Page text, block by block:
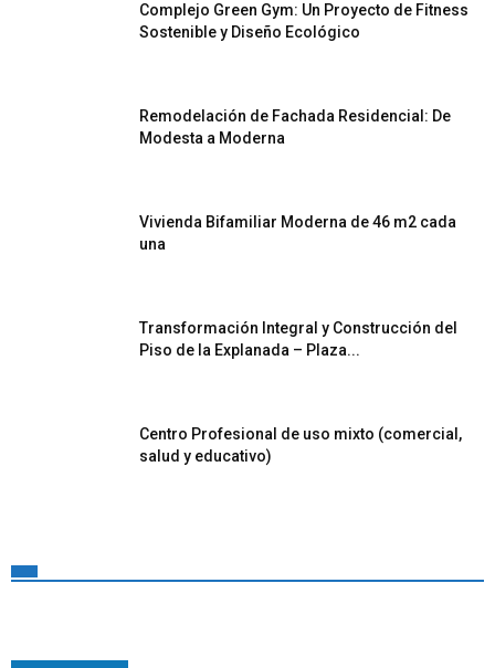
Complejo Green Gym: Un Proyecto de Fitness
Sostenible y Diseño Ecológico
Remodelación de Fachada Residencial: De
Modesta a Moderna
Vivienda Bifamiliar Moderna de 46 m2 cada
una
Transformación Integral y Construcción del
Piso de la Explanada – Plaza...
Centro Profesional de uso mixto (comercial,
salud y educativo)